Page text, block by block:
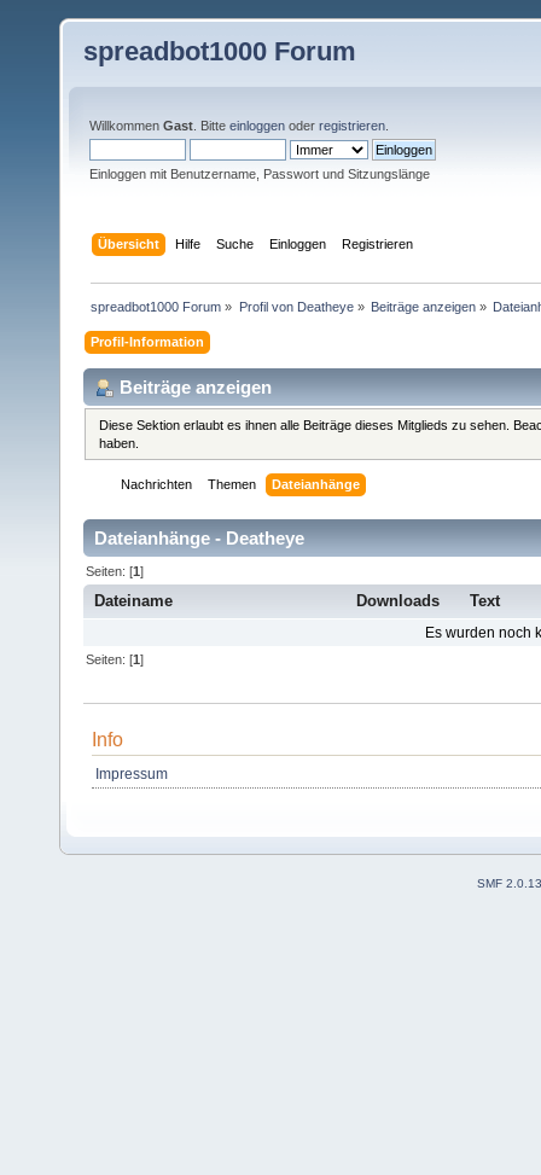
spreadbot1000 Forum
Willkommen Gast . Bitte einloggen oder registrieren
Einloggen mit Benutzername, Passwort und Sitzungslänge
Übersicht Hilfe Suche Einloggen Registrieren
spreadbot1000 Forum » Profil von Deatheye» Beiträge anzeigen»
Profil-Information
Beiträge anzeigen
Diese Sektion erlaubt es ihnen alle Beiträge dieses Mitglieds zu sehen.
haben.
Nachrichten Themen Dateianhänge
Dateianhänge - Deatheye
Seiten: [1]
Dateiname Downloads Text
Es wurden noch
Seiten: [1]
Info
Impressum
SMF 2.0.13